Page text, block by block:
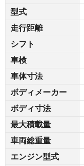
型式
走行距離
シフト
車検
車体寸法
ボディメーカー
ボディ寸法
最大積載量
車両総重量
エンジン型式